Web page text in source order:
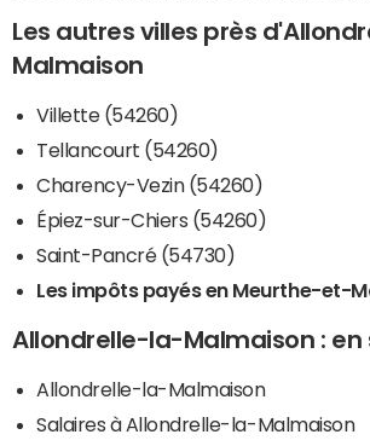
Les autres villes près
Malmaison
Villette (54260)
Tellancourt (54260)
Charency-Vezin (54260)
Épiez-sur-Chiers (54260)
Saint-Pancré (54730)
Les impôts payés en Meurthe-et-
Allondrelle-la-Malmaison : en
Allondrelle-la-Malmaison
Salaires à Allondrelle-la-Malmaison